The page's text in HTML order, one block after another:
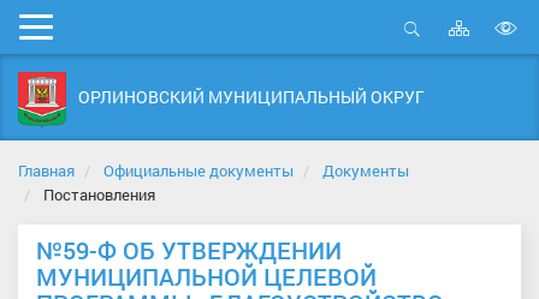
Мобильное
меню
Открыть
Карта
сайта
ОРЛИНОВСКИЙ МУНИЦИПАЛЬНЫЙ ОКРУГ
Главная Официальные документы
Документы
Постановления
№59-Ф ОБ УТВЕРЖДЕНИИ
МУНИЦИПАЛЬНОЙ ЦЕЛЕВОЙ